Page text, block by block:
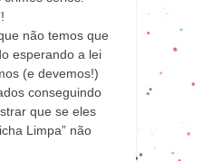
não temos que
esperando a lei
(e devemos!)
conseguindo
que se eles
Limpa” não